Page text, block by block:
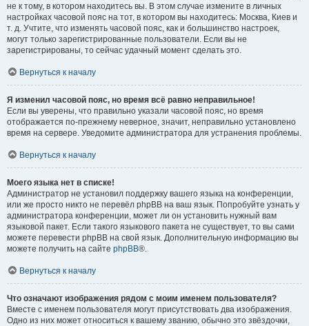
не к тому, в котором находитесь вы. В этом случае измените в личных
настройках часовой пояс на тот, в котором вы находитесь: Москва, Киев и
т. д. Учтите, что изменять часовой пояс, как и большинство настроек,
могут только зарегистрированные пользователи. Если вы не
зарегистрированы, то сейчас удачный момент сделать это.
Вернуться к началу
Я изменил часовой пояс, но время всё равно неправильное!
Если вы уверены, что правильно указали часовой пояс, но время
отображается по-прежнему неверное, значит, неправильно установлено
время на сервере. Уведомите администратора для устранения проблемы.
Вернуться к началу
Моего языка нет в списке!
Администратор не установил поддержку вашего языка на конференции,
или же просто никто не перевёл phpBB на ваш язык. Попробуйте узнать у
администратора конференции, может ли он установить нужный вам
языковой пакет. Если такого языкового пакета не существует, то вы сами
можете перевести phpBB на свой язык. Дополнительную информацию вы
можете получить на сайте phpBB®.
Вернуться к началу
Что означают изображения рядом с моим именем пользователя?
Вместе с именем пользователя могут присутствовать два изображения.
Одно из них может относиться к вашему званию, обычно это звёздочки,